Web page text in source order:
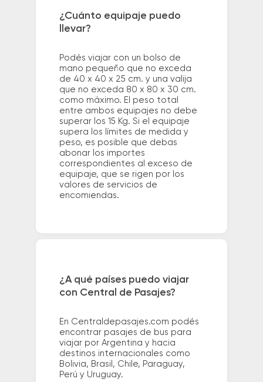
¿Cuánto equipaje puedo
llevar?
Podés viajar con un bolso de
mano pequeño que no exceda
de 40 x 40 x 25 cm. y una valija
que no exceda 80 x 80 x 30 cm.
como máximo. El peso total
entre ambos equipajes no debe
superar los 15 Kg. Si el equipaje
supera los límites de medida y
peso, es posible que debas
abonar los importes
correspondientes al exceso de
equipaje, que se rigen por los
valores de servicios de
encomiendas.
¿A qué países puedo viajar
con Central de Pasajes?
En Centraldepasajes.com podés
encontrar pasajes de bus para
viajar por Argentina y hacia
destinos internacionales como
Bolivia, Brasil, Chile, Paraguay,
Perú y Uruguay.